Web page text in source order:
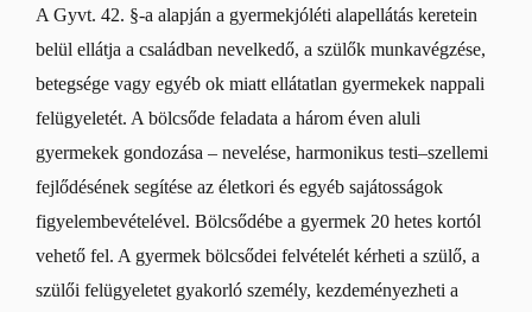
A Gyvt. 42. §-a alapján a gyermekjóléti alapellátás keretein
belül ellátja a családban nevelkedő, a szülők munkavégzése,
betegsége vagy egyéb ok miatt ellátatlan gyermekek nappali
felügyeletét. A bölcsőde feladata a három éven aluli
gyermekek gondozása – nevelése, harmonikus testi–szellemi
fejlődésének segítése az életkori és egyéb sajátosságok
figyelembevételével. Bölcsődébe a gyermek 20 hetes kortól
vehető fel. A gyermek bölcsődei felvételét kérheti a szülő, a
szülői felügyeletet gyakorló személy, kezdeményezheti a